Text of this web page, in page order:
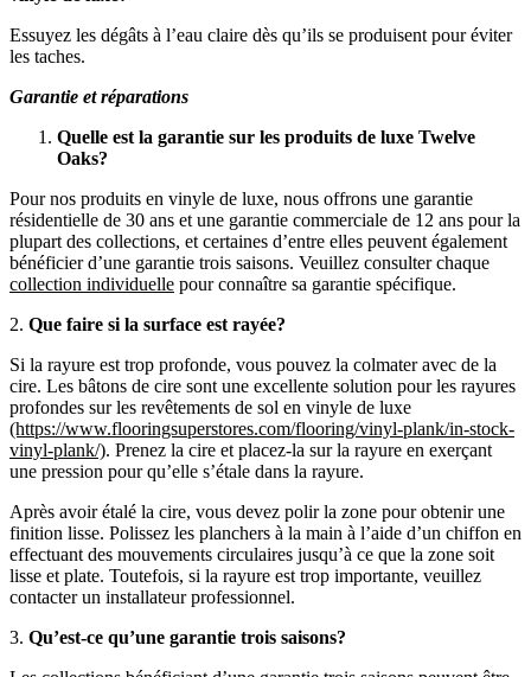
Essuyez les dégâts à l’eau claire dès qu’ils se produisent pour éviter
les taches.
Garantie et réparations
Quelle est la garantie sur les produits de luxe Twelve
Oaks?
Pour nos produits en vinyle de luxe, nous offrons une garantie
résidentielle de 30 ans et une garantie commerciale de 12 ans pour la
plupart des collections, et certaines d’entre elles peuvent également
bénéficier d’une garantie trois saisons. Veuillez consulter chaque
collection individuelle pour connaître sa garantie spécifique.
2. Que faire si la surface est rayée?
Si la rayure est trop profonde, vous pouvez la colmater avec de la
cire. Les bâtons de cire sont une excellente solution pour les rayures
profondes sur les revêtements de sol en vinyle de luxe
(https://www.flooringsuperstores.com/flooring/vinyl-plank/in-stock-
vinyl-plank/). Prenez la cire et placez-la sur la rayure en exerçant
une pression pour qu’elle s’étale dans la rayure.
Après avoir étalé la cire, vous devez polir la zone pour obtenir une
finition lisse. Polissez les planchers à la main à l’aide d’un chiffon en
effectuant des mouvements circulaires jusqu’à ce que la zone soit
lisse et plate. Toutefois, si la rayure est trop importante, veuillez
contacter un installateur professionnel.
3. Qu’est-ce qu’une garantie trois saisons?